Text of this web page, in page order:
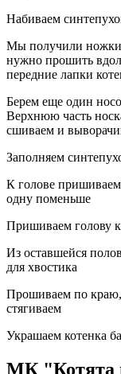
Набиваем
Мы получили ножки
нужно прошить
передние лапки
Берем еще один
Верхнюю часть
сшиваем и
Заполняем
К голове
одну поменьше
Пришиваем голову
Из оставшейся
для хвостика
Прошиваем по краю,
стягиваем
Украшаем котенка
МК "Котята